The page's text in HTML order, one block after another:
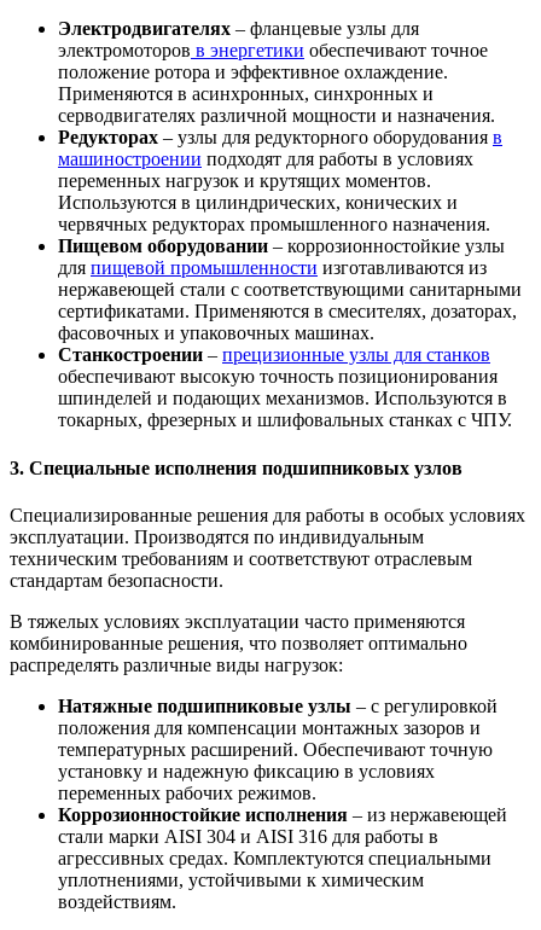
Электродвигателях – фланцевые узлы для
электромоторов в энергетики обеспечивают точное
положение ротора и эффективное охлаждение.
Применяются в асинхронных, синхронных и
серводвигателях различной мощности и назначения.
Редукторах – узлы для редукторного оборудования в
машиностроении подходят для работы в условиях
переменных нагрузок и крутящих моментов.
Используются в цилиндрических, конических и
червячных редукторах промышленного назначения.
Пищевом оборудовании – коррозионностойкие узлы
для пищевой промышленности изготавливаются из
нержавеющей стали с соответствующими санитарными
сертификатами. Применяются в смесителях, дозаторах,
фасовочных и упаковочных машинах.
Станкостроении – прецизионные узлы для станков
обеспечивают высокую точность позиционирования
шпинделей и подающих механизмов. Используются в
токарных, фрезерных и шлифовальных станках с ЧПУ.
3. Специальные исполнения подшипниковых узлов
Специализированные решения для работы в особых условиях
эксплуатации. Производятся по индивидуальным
техническим требованиям и соответствуют отраслевым
стандартам безопасности.
В тяжелых условиях эксплуатации часто применяются
комбинированные решения, что позволяет оптимально
распределять различные виды нагрузок:
Натяжные подшипниковые узлы – с регулировкой
положения для компенсации монтажных зазоров и
температурных расширений. Обеспечивают точную
установку и надежную фиксацию в условиях
переменных рабочих режимов.
Коррозионностойкие исполнения – из нержавеющей
стали марки AISI 304 и AISI 316 для работы в
агрессивных средах. Комплектуются специальными
уплотнениями, устойчивыми к химическим
воздействиям.